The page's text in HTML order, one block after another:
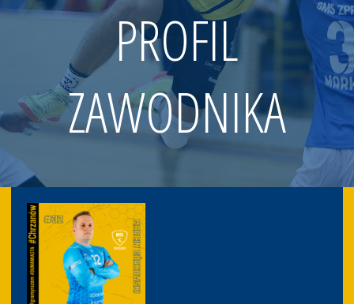
PROFIL
ZAWODNIKA